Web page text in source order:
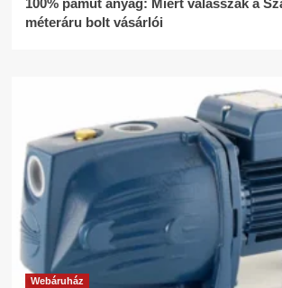
100% pamut anyag: Miért válasszák a
méteráru bolt vásárlói
Webáruház